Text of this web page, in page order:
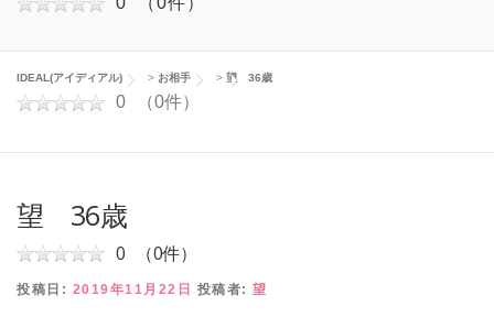
IDEAL(アイディアル) > お相手 > 望 36歳
0 （0件）
望 36歳
0 （0件）
投稿日: 2019年11月22日 投稿者: 望